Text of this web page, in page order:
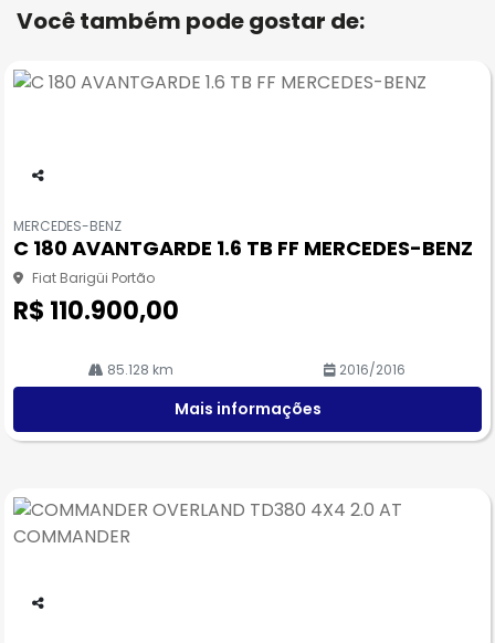
Você também pode gostar de:
pa
rtil
he
MERCEDES-BENZ
C 180 AVANTGARDE 1.6 TB FF MERCEDES-BENZ
Fiat Barigüi Portão
R$ 110.900,00
85.128 km 2016/2016
Mais informações